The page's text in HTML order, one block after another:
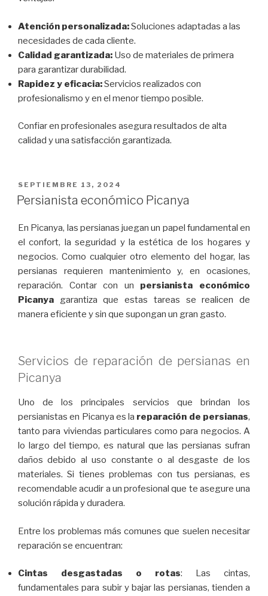
Atención personalizada:Soluciones adaptadas a las
necesidades de cada cliente.
Calidad garantizada: Uso de materiales de primera
para garantizar durabilidad.
Rapidez y eficacia:Servicios realizados con
profesionalismo y en el menor tiempo posible.
Confiar en profesionales asegura resultados de alta
calidad y una satisfacción garantizada.
PUBLICADO
EL
SEPTIEMBRE 13, 2024
Persianista económico Picanya
En Picanya, las persianas juegan un papel fundamental en
el confort, la seguridad y la estética de los hogares y
negocios. Como cualquier otro elemento del hogar, las
persianas requieren mantenimiento y, en ocasiones,
reparación. Contar con un persianista económico
Picanya garantiza que estas tareas se realicen de
manera eficiente y sin que supongan un gran gasto.
Servicios de reparación de persianas en
Picanya
Uno de los principales servicios que brindan los
persianistas en Picanya es la reparación de persianas,
tanto para viviendas particulares como para negocios. A
lo largo del tiempo, es natural que las persianas sufran
daños debido al uso constante o al desgaste de los
materiales. Si tienes problemas con tus persianas, es
recomendable acudir a un profesional que te asegure una
solución rápida y duradera.
Entre los problemas más comunes que suelen necesitar
reparación se encuentran:
Cintas desgastadas o rotas: Las cintas,
fundamentales para subir y bajar las persianas, tienden a